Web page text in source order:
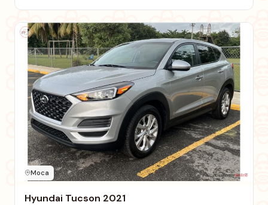
Moca
Hyundai Tucson 2021